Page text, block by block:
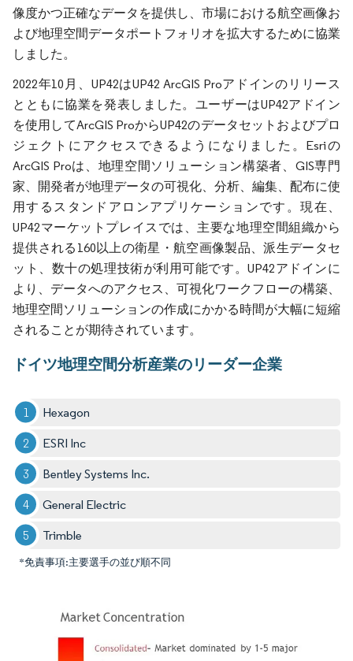
像度かつ正確なデータを提供し、市場における航空画像お
よび地理空間データポートフォリオを拡大するために協業
しました。
2022年10月、UP42はUP42 ArcGIS Proアドインのリリース
とともに協業を発表しました。ユーザーはUP42アドイン
を使用してArcGIS ProからUP42のデータセットおよびプロ
ジェクトにアクセスできるようになりました。Esriの
ArcGIS Proは、地理空間ソリューション構築者、GIS専門
家、開発者が地理データの可視化、分析、編集、配布に使
用するスタンドアロンアプリケーションです。現在、
UP42マーケットプレイスでは、主要な地理空間組織から
提供される160以上の衛星・航空画像製品、派生データセ
ット、数十の処理技術が利用可能です。UP42アドインに
より、データへのアクセス、可視化ワークフローの構築、
地理空間ソリューションの作成にかかる時間が大幅に短縮
されることが期待されています。
ドイツ地理空間分析産業のリーダー企業
Hexagon
ESRI Inc
Bentley Systems Inc.
General Electric
Trimble
*免責事項:主要選手の並び順不同